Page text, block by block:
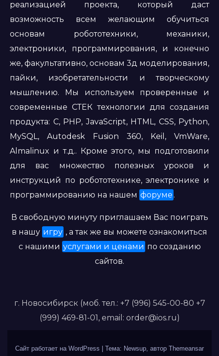
реализацией проекта, который даст
возможность всем желающим обучиться
основам робототехники, механики,
электроники, программирования, и конечно
же, факультативно, основам 3д моделирования,
пайки, изобретательности и творческому
мышлению. Мы используем проверенные и
современные СТЕК технологии для создания
продукта: C, PHP, JavaScript, HTML, CSS, Python,
MySQL, Autodesk Fusion 360, Keil, VmWare,
Almalinux и т.д.. Кроме этого, мы подготовили
для вас множество полезных уроков и
инструкций по робототехнике, электронике и
программированию на нашем форуме .
В свободную минуту приглашаем Вас поиграть
в нашу игру , а так же вы можете ознакомиться
с нашими услугами и ценами по созданию
сайтов.
г. Новосибирск (моб. тел.: +7 (996) 545-00-80 +7
(999) 469-81-01, email: order@ios.ru)
Сайт работает на WordPress | Тема: Newsup, автор Themeansar